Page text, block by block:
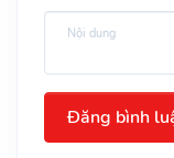
Đăng bình